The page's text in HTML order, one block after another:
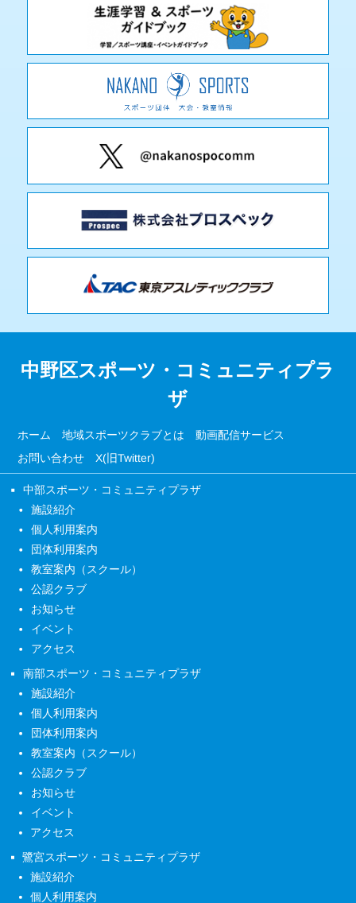
中野区スポーツ・コミュニティプラ
ザ
ホーム 地域スポーツクラブとは 動画配信サービス
お問い合わせ X(旧Twitter)
中部スポーツ・コミュニティプラザ
施設紹介
個人利用案内
団体利用案内
教室案内（スクール）
公認クラブ
お知らせ
イベント
アクセス
南部スポーツ・コミュニティプラザ
施設紹介
個人利用案内
団体利用案内
教室案内（スクール）
公認クラブ
お知らせ
イベント
アクセス
鷺宮スポーツ・コミュニティプラザ
施設紹介
個人利用案内